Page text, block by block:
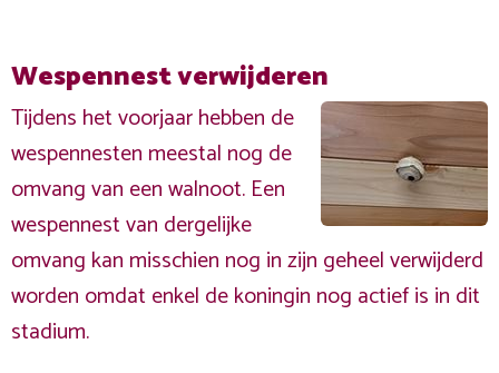
Wespennest verwijderen
Tijdens het voorjaar hebben de
wespennesten meestal nog de
omvang van een walnoot. Een
wespennest van dergelijke
omvang kan misschien nog in zijn geheel verwijderd
worden omdat enkel de koningin nog actief is in dit
stadium.